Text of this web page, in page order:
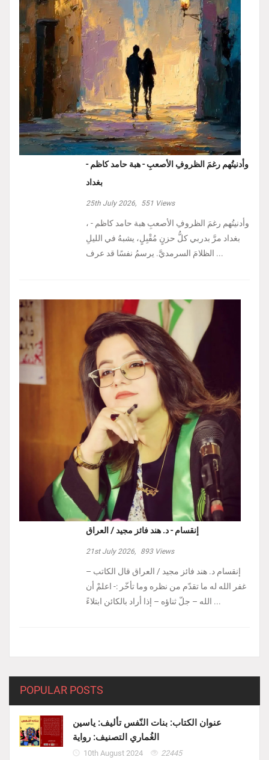
وأدنيتُهم رغمَ الظروفِ الأصعبِ - هبة حامد كاظم -
بغداد
25th July 2026, 551 Views
، وأدنيتُهم رغمَ الظروفِ الأصعبِ هبة حامد كاظم -
بغداد مرَّ بدربي كلُّ حزنٍ مُقْبِلٍ، يشبهُ في الليلِ
الظلامَ السرمديَّ. يرسمُ نفسًا قد عرف ...
إنقسام - د. هند فائز مجيد / العراق
21st July 2026, 893Views
إنقسام د. هند فائز مجيد / العراق ‏قال الكاتب –
غفر الله له ما تقدّم من نظره وما تأخّر :- ‏اعلمْ أن
الله – جلّ ثناؤه – إذا أراد بالكائن ابتلاءً ...
POPULAR POSTS
عنوان الكتاب: بنات النّفس تأليف: ياسين
الغُماري التصنيف: رواية
10th August 2024 22445